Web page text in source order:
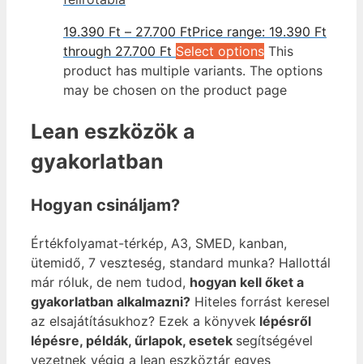
19.390 Ft – 27.700 FtPrice range: 19.390 Ft
through 27.700 Ft Select options This
product has multiple variants. The options
may be chosen on the product page
Lean eszközök a
gyakorlatban
Hogyan csináljam?
Értékfolyamat-térkép, A3, SMED, kanban,
ütemidő, 7 veszteség, standard munka? Hallottál
már róluk, de nem tudod, hogyan kell őket a
gyakorlatban alkalmazni? Hiteles forrást keresel
az elsajátításukhoz? Ezek a könyvek lépésről
lépésre, példák, űrlapok, esetek segítségével
vezetnek végig a lean eszköztár egyes